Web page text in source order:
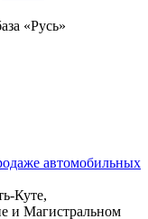
«Русь»
Куте,
и Магистральном